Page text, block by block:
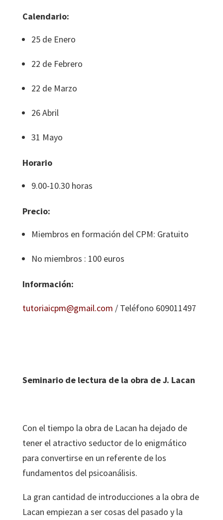
Calendario:
25 de Enero
22 de Febrero
22 de Marzo
26 Abril
31 Mayo
Horario
9.00-10.30 horas
Precio:
Miembros en formación del CPM: Gratuito
No miembros : 100 euros
Información:
tutoriaicpm@gmail.com / Teléfono 609011497
Seminario de lectura de la obra de J. Lacan
Con el tiempo la obra de Lacan ha dejado de
tener el atractivo seductor de lo enigmático
para convertirse en un referente de los
fundamentos del psicoanálisis.
La gran cantidad de introducciones a la obra de
Lacan empiezan a ser cosas del pasado y la